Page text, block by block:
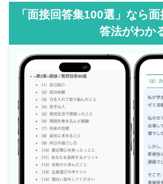
「面接回答集100選」なら
答法がわか